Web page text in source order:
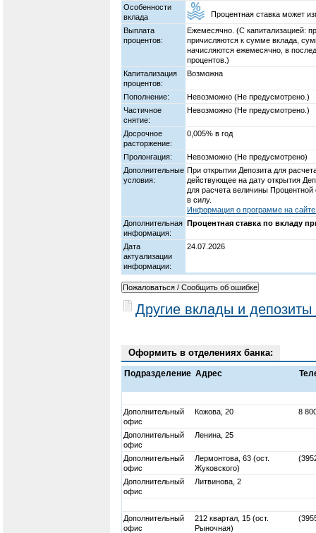
Особенности
вклада
Процентная ставка может
Выплата
процентов:
Ежемесячно. (С капитализацией:
причисляются к сумме вклада,
начисляются ежемесячно, в
процентов.)
Капитализация
процентов:
Возможна
Пополнение:
Невозможно (Не предусмотрено.)
Частичное
снятие:
Невозможно (Не предусмотрено.)
Досрочное
расторжение:
0,005% в год
Пролонгация:
Невозможно (Не предусмотрено)
Дополнительные
условия:
При открытии Депозита для
действующее на дату открытия
для расчета величины Процентной
в силу.
Информация о программе на сайте
Дополнительная
информация:
Процентная ставка по вкладу
Дата
актуализации
информации:
24.07.2026
Другие вклады и
Оформить в отделениях банка:
Подразделение Адрес
Дополнительный
офис
Кожова, 20 8
Дополнительный
офис
Ленина, 25
Дополнительный
офис
Лермонтова, 63 (ост.
Жуковского)
Дополнительный
офис
Литвинова, 2
Дополнительный
офис
212 квартал, 15 (ост.
Рыночная)